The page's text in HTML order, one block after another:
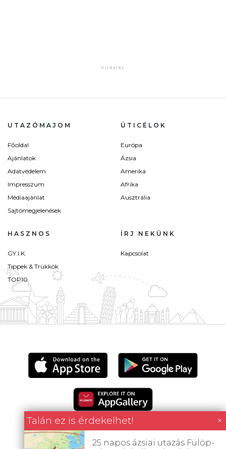
Talán ez is érdekelhet! ×
25 napos ázsiai utazás Fülöp-
UTAZÓMAJOM
Főoldal
Ajánlatok
Adatvédelem
Impresszum
Médiaajánlat
Sajtómegjelenések
ÚTICÉLOK
Európa
Ázsia
Amerika
Afrika
Ausztrália
HASZNOS
GY.I.K.
Tippek & Trükkök
TOP10
ÍRJ NEKÜNK
Kapcsolat